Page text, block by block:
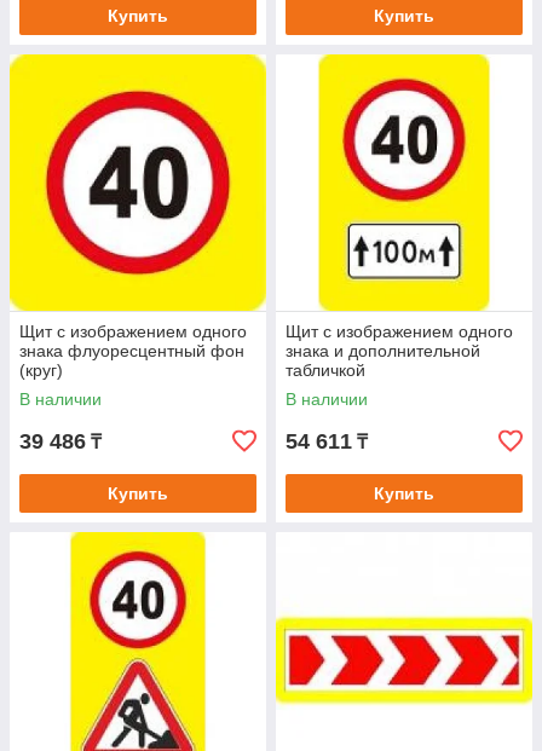
Купить Купить
Щит с изображением одного
знака флуоресцентный фон
(круг)
В наличии
39 486 ₸
Купить
Щит с изображением одного
знака и дополнительной
табличкой
В наличии
54 611 ₸
Купить